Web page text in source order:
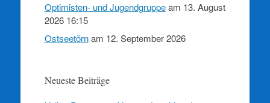
Optimisten- und Jugendgruppeam 13. August
2026 16:15
Ostseetörnam 12. September 2026
Neueste Beiträge